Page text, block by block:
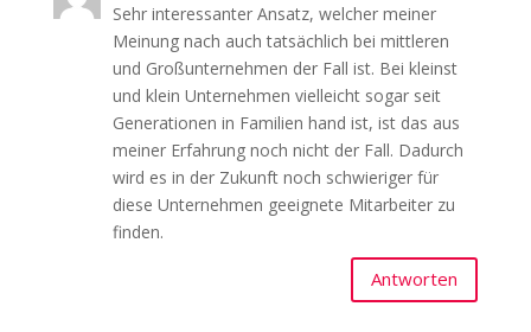
Sehr interessanter Ansatz, welcher meiner
Meinung nach auch tatsächlich bei mittleren
und Großunternehmen der Fall ist. Bei kleinst
und klein Unternehmen vielleicht sogar seit
Generationen in Familien hand ist, ist das aus
meiner Erfahrung noch nicht der Fall. Dadurch
wird es in der Zukunft noch schwieriger für
diese Unternehmen geeignete Mitarbeiter zu
finden.
Antworten